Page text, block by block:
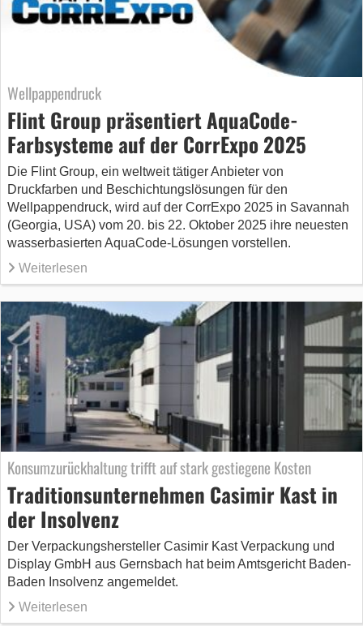
Wellpappendruck
Flint Group präsentiert AquaCode-
Farbsysteme auf der CorrExpo 2025
Die Flint Group, ein weltweit tätiger Anbieter von
Druckfarben und Beschichtungslösungen für den
Wellpappendruck, wird auf der CorrExpo 2025 in Savannah
(Georgia, USA) vom 20. bis 22. Oktober 2025 ihre neuesten
wasserbasierten AquaCode-Lösungen vorstellen.
Weiterlesen
Konsumzurückhaltung trifft auf stark gestiegene Kosten
Traditionsunternehmen Casimir Kast in
der Insolvenz
Der Verpackungshersteller Casimir Kast Verpackung und
Display GmbH aus Gernsbach hat beim Amtsgericht Baden-
Baden Insolvenz angemeldet.
Weiterlesen